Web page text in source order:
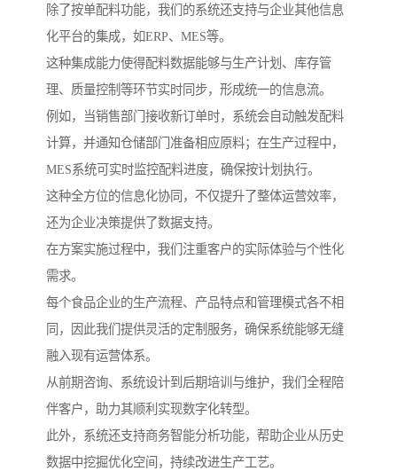
除了按单配料功能，我们的系统还支持与企业其他信息
化平台的集成，如ERP、MES等。
这种集成能力使得配料数据能够与生产计划、库存管
理、质量控制等环节实时同步，形成统一的信息流。
例如，当销售部门接收新订单时，系统会自动触发配料
计算，并通知仓储部门准备相应原料；在生产过程中，
MES系统可实时监控配料进度，确保按计划执行。
这种全方位的信息化协同，不仅提升了整体运营效率，
还为企业决策提供了数据支持。
在方案实施过程中，我们注重客户的实际体验与个性化
需求。
每个食品企业的生产流程、产品特点和管理模式各不相
同，因此我们提供灵活的定制服务，确保系统能够无缝
融入现有运营体系。
从前期咨询、系统设计到后期培训与维护，我们全程陪
伴客户，助力其顺利实现数字化转型。
此外，系统还支持商务智能分析功能，帮助企业从历史
数据中挖掘优化空间，持续改进生产工艺。